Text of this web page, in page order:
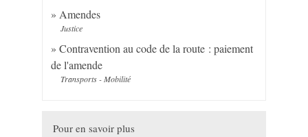
Amendes
Justice
Contravention au code de la route : paiement
de l'amende
Transports - Mobilité
Pour en savoir plus